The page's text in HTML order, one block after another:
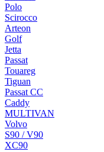
Polo
Scirocco
Arteon
Golf
Jetta
Passat
Touareg
Tiguan
Passat CC
Caddy
MULTIVAN
Volvo
S90 / V90
XC90